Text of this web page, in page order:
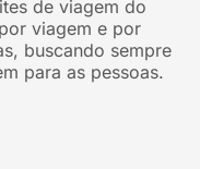
de viagem do
viagem e por
buscando sempre
para as pessoas.